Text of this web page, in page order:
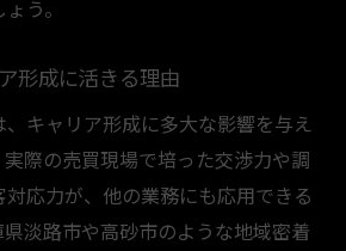
う。
形成に活きる理由
キャリア形成に多大な影響を与え
際の売買現場で培った交渉力や調
応力が、他の業務にも応用できる
淡路市や高砂市のような地域密着